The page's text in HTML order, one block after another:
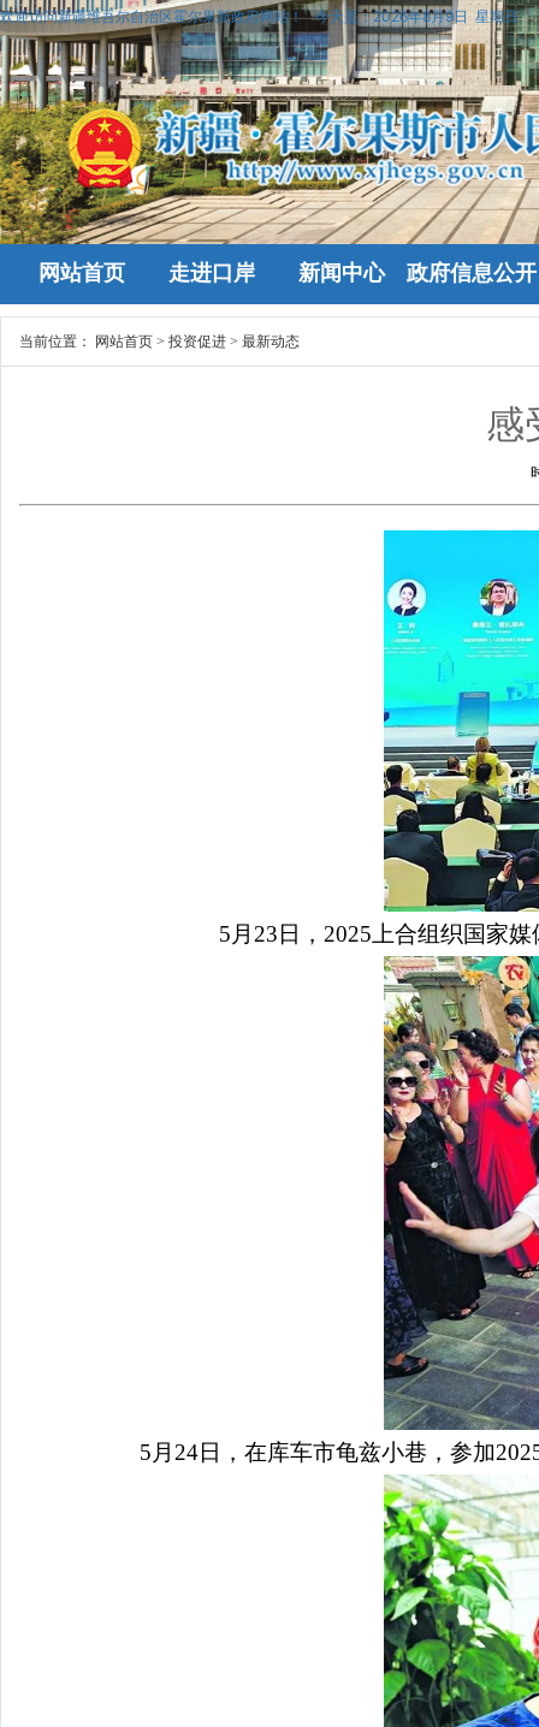
欢迎访问新疆维吾尔自治区霍尔果斯政府网站！ 今天是：2026年8月9日 星期日
网站首页 走进口岸 新闻中心 政府信息公开
当前位置： 网站首页 > 投资促进 > 最新动态
感
5月23日，2025上合组织国家
5月24日，在库车市龟兹小巷，参加